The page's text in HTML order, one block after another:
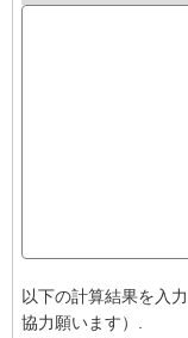
以下の計算結果を入
協力願います）.